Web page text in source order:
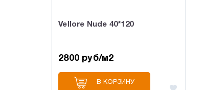
Vellore Nude 40*120
2800 руб/м2
В КОРЗИНУ